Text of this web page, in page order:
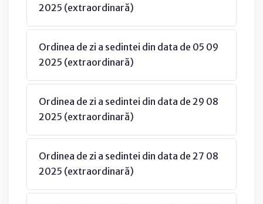
2025 (extraordinară)
Ordinea de zi a sedintei din data de 05 09
2025 (extraordinară)
Ordinea de zi a sedintei din data de 29 08
2025 (extraordinară)
Ordinea de zi a sedintei din data de 27 08
2025 (extraordinară)